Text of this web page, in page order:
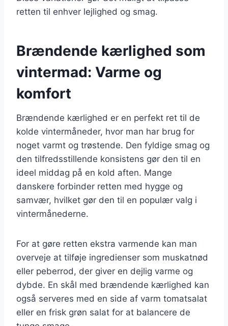
retten til enhver lejlighed og smag.
Brændende kærlighed som
vintermad: Varme og
komfort
Brændende kærlighed er en perfekt ret til de
kolde vintermåneder, hvor man har brug for
noget varmt og trøstende. Den fyldige smag og
den tilfredsstillende konsistens gør den til en
ideel middag på en kold aften. Mange
danskere forbinder retten med hygge og
samvær, hvilket gør den til en populær valg i
vintermånederne.
For at gøre retten ekstra varmende kan man
overveje at tilføje ingredienser som muskatnød
eller peberrod, der giver en dejlig varme og
dybde. En skål med brændende kærlighed kan
også serveres med en side af varm tomatsalat
eller en frisk grøn salat for at balancere de